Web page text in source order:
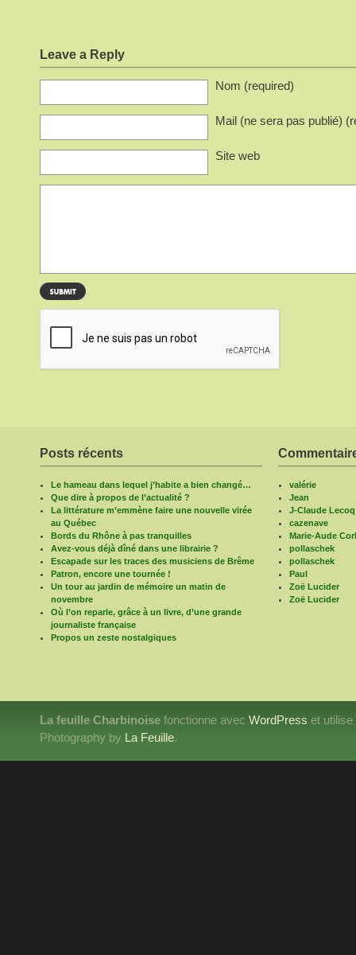
Leave a Reply
Nom (required)
Mail (ne sera pas publié)
Site web
Posts récents
Le hameau dans lequel j’habite a bien changé…
Que dire à propos de l’actualité ?
La littérature m’emmène faire une nouvelle virée
au Québec
Bords du Rhône à pas tranquilles
Avez-vous déjà dîné dans une librairie ?
Escapade sur les traces des musiciens de Brême
Patron, encore une tournée !
Un tour au jardin de mémoire un matin de
novembre
Où l’on reparle, grâce à un livre, d’une grande
journaliste française
Propos un zeste nostalgiques
valérie
Jean
J-Claude Lecoq
cazenave
Marie-Aude
pollaschek
pollaschek
Paul
Zoë Lucider
Zoë Lucider
La feuille Charbinoise fonctionne avec WordPress et
Photography by La Feuille.